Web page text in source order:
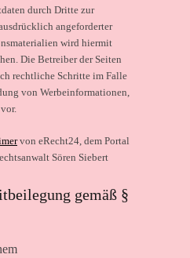
durch Dritte zur
angeforderter
wird hiermit
Die Betreiber der Seiten
rechtliche Schritte im Falle
von Werbeinformationen,
von eRecht24, dem Portal
Sören Siebert
gemäß §